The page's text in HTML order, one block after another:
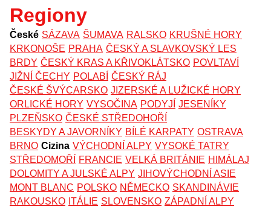
Regiony
České SÁZAVA ŠUMAVA RALSKO KRUŠNÉ HORY
KRKONOŠE PRAHA ČESKÝ A SLAVKOVSKÝ LES
BRDY ČESKÝ KRAS A KŘIVOKLÁTSKO POVLTAVÍ
JIŽNÍ ČECHY POLABÍ ČESKÝ RÁJ
ČESKÉ ŠVÝCARSKO JIZERSKÉ A LUŽICKÉ HORY
ORLICKÉ HORY VYSOČINA PODYJÍ JESENÍKY
PLZEŇSKO ČESKÉ STŘEDOHOŘÍ
BESKYDY A JAVORNÍKY BÍLÉ KARPATY OSTRAVA
BRNO Cizina VÝCHODNÍ ALPY VYSOKÉ TATRY
STŘEDOMOŘÍ
FRANCIE VELKÁ BRITÁNIE HIMÁLAJ
DOLOMITY A JULSKÉ ALPY JIHOVÝCHODNÍ ASIE
MONT BLANC POLSKO NĚMECKO SKANDINÁVIE
RAKOUSKO ITÁLIE SLOVENSKO ZÁPADNÍ ALPY